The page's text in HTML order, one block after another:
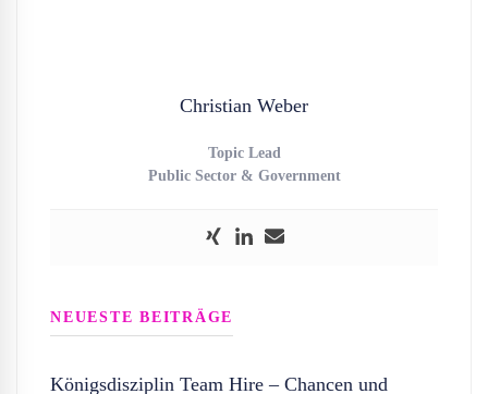
Christian Weber
Topic Lead
Public Sector & Government
NEUESTE BEITRÄGE
Königsdisziplin Team Hire – Chancen und